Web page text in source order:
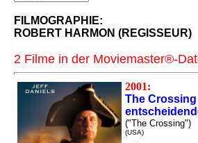
FILMOGRAPHIE:
ROBERT HARMON (REGISSEUR)
2 Filme in der Moviemaster®-
2001:
The Crossing
("The Crossing")
(USA)